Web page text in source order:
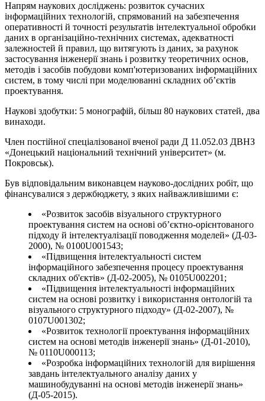
Напрям наукових досліджень: розвиток сучасних
інформаційних технологій, спрямований на забезпечення
оперативності й точності результатів інтелектуальної обробки
даних в організаційно-технічних системах, адекватності
залежностей й правил, що витягують із даних, за рахунок
застосування інженерії знань і розвитку теоретичних основ,
методів і засобів побудови комп'ютеризованих інформаційних
систем, в тому числі при моделюванні складних об’єктів
проектування.
Наукові здобутки: 5 монографій, більш 80 наукових статей, два
винаходи.
Член постійної спеціалізованої вченої ради Д 11.052.03 ДВНЗ
«Донецький національний технічний університет» (м.
Покровськ).
Був відповідальним виконавцем науково-дослідних робіт, що
фінансувалися з держбюджету, з яких найважливішими є:
«Розвиток засобів візуального структурного
проектування систем на основі об’єктно-орієнтованого
підходу й інтелектуалізації поводження моделей» (Д-03-
2000), № 0100U001543;
«Підвищення інтелектуальності систем
інформаційного забезпечення процесу проектування
складних об'єктів» (Д-02-2005), № 0105U002201;
«Підвищення інтелектуальності інформаційних
систем на основі розвитку і використання онтологій та
візуального структурного підходу» (Д-02-2007), №
0107U001302;
«Розвиток технології проектування інформаційних
систем на основі методів інженерії знань» (Д-01-2010),
№ 0110U000113;
«Розробка інформаційних технологій для вирішення
завдань інтелектуального аналізу даних у
машинобудуванні на основі методів інженерії знань»
(Д-05-2015).